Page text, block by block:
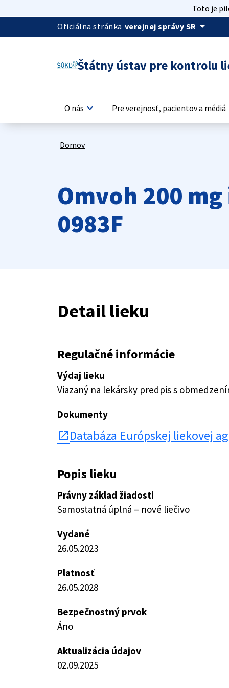
Toto je
Oficiálna stránka verejnej správy SR arrow_drop_down
Štátny ústav pre kontrolu
O nás keyboard_arrow_down Pre verejnosť, pacientov a médiá
Domov
Omvoh 200
0983F
Detail lieku
Regulačné informácie
Výdaj lieku
Viazaný na lekársky predpis s
Dokumenty
open_in_new Databáza Európskej liekovej
Popis lieku
Právny základ žiadosti
Samostatná úplná – nové liečivo
Vydané
26.05.2023
Platnosť
26.05.2028
Bezpečnostný prvok
Áno
Aktualizácia údajov
02.09.2025